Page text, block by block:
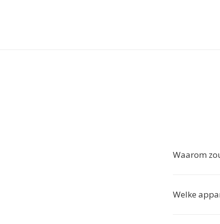
Waarom
Welke